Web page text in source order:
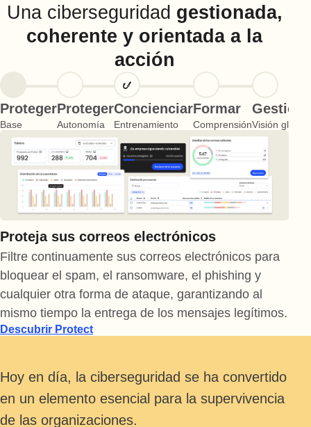
Una ciberseguridad gestionada,
coherente y orientada a la
acción
Proteger
Base
Proteger
Autonomía
Concienciar
Entrenamiento
Formar
ComprensiónVisión global
Proteja sus correos electrónicos
Filtre continuamente sus correos electrónicos para
bloquear el spam, el ransomware, el phishing y
cualquier otra forma de ataque, garantizando al
mismo tiempo la entrega de los mensajes legítimos.
Descubrir Protect
Hoy en día, la ciberseguridad se ha convertido
en un elemento esencial para la supervivencia
de las organizaciones.